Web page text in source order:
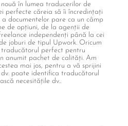
în lumea traducerilor de
perfecte căreia să îi încredințați
documentelor pare ca un câmp
de opțiuni, de la agenții de
independenți până la cei
joburi de tipul Upwork. Oricum
perfect pentru
anumit pachet de calități. Am
mai jos, pentru a vă sprijini
poate identifica traducătorul
necesitățile dv..